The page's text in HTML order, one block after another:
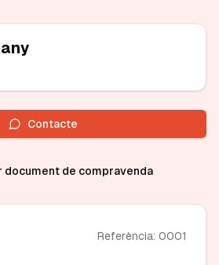
Contacte
document de compravenda
Referència: 0001